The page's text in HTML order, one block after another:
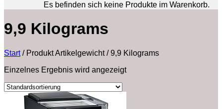
Es befinden sich keine Produkte im Warenkorb.
‎9,9 Kilograms
Start /Produkt Artikelgewicht/‎9,9 Kilograms
Einzelnes Ergebnis wird angezeigt